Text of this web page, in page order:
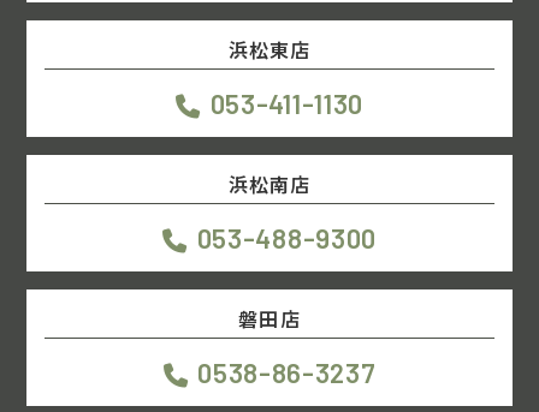
浜松東店
053-411-1130
浜松南店
053-488-9300
磐田店
0538-86-3237